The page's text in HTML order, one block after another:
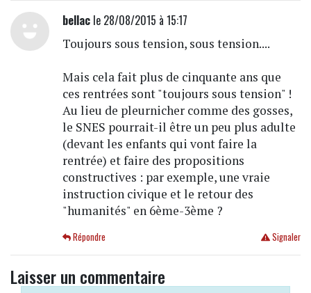
bellacle 28/08/2015 à 15:17
Toujours sous tension, sous tension....
Mais cela fait plus de cinquante ans que
ces rentrées sont "toujours sous tension" !
Au lieu de pleurnicher comme des gosses,
le SNES pourrait-il être un peu plus adulte
(devant les enfants qui vont faire la
rentrée) et faire des propositions
constructives : par exemple, une vraie
instruction civique et le retour des
"humanités" en 6ème-3ème ?
Signaler
Répondre
Laisser un commentaire